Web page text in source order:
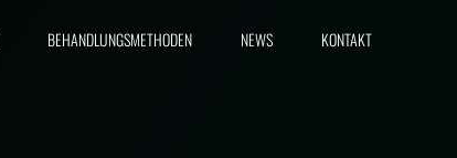
BEHANDLUNGSMETHODEN NEWS KONTAKT